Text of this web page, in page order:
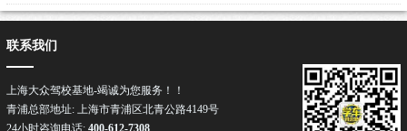
联系我们
上海大众驾校基地-竭诚为您服务！！
青浦总部地址: 上海市青浦区北青公路4149号
24小时咨询电话: 400-612-7308